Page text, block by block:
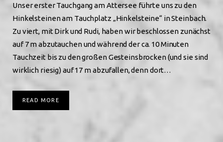
Unser erster Tauchgang am Attersee führte uns zu den
Hinkelsteinen am Tauchplatz „Hinkelsteine“ in Steinbach.
Zu viert, mit Dirk und Rudi, haben wir beschlossen zunächst
auf 7 m abzutauchen und während der ca. 10 Minuten
Tauchzeit bis zu den großen Gesteinsbrocken (und sie sind
wirklich riesig) auf 17 m abzufallen, denn dort…
READ MORE